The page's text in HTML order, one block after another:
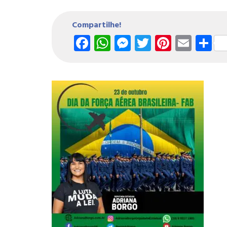
Compartilhe!
Facebook
WhatsApp
Messenger
Twitter